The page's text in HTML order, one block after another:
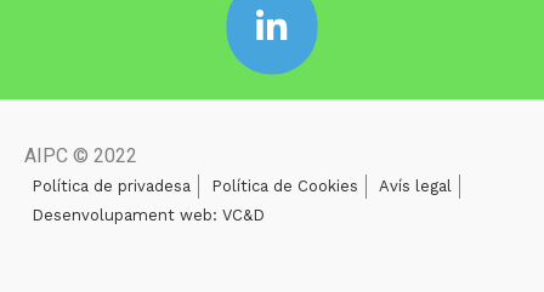
AIPC © 2022
Política de privadesa Política de Cookies
Avís legal
Desenvolupament web: VC&D